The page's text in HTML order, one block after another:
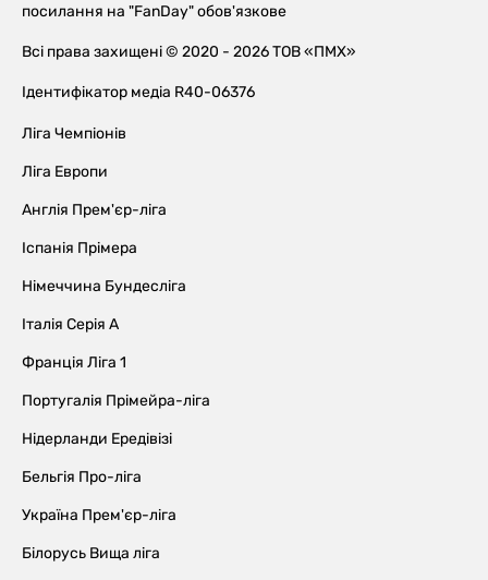
посилання на "FanDay" обов'язкове
Всі права захищені © 2020 - 2026 ТОВ «ПМХ»
Ідентифікатор медіа R40-06376
Ліга Чемпіонів
Ліга Европи
Англія Прем'єр-ліга
Іспанія Прімера
Німеччина Бундесліга
Італія Серія А
Франція Ліга 1
Португалія Прімейра-ліга
Нідерланди Ередівізі
Бельгія Про-ліга
Україна Прем'єр-ліга
Білорусь Вища ліга